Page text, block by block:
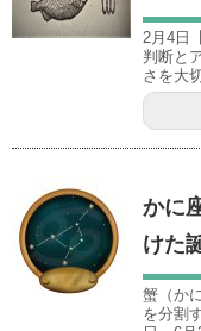
2月4日
判断と
さを大
かに
けた
蟹（か
を分割